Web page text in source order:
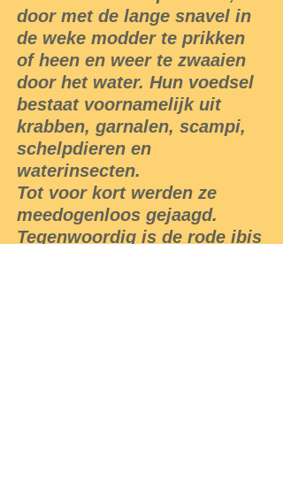
door met de lange snavel in
de weke modder te prikken
of heen en weer te zwaaien
door het water. Hun voedsel
bestaat voornamelijk uit
krabben, garnalen, scampi,
schelpdieren en
waterinsecten.
Tot voor kort werden ze
meedogenloos gejaagd.
Tegenwoordig is de rode ibis